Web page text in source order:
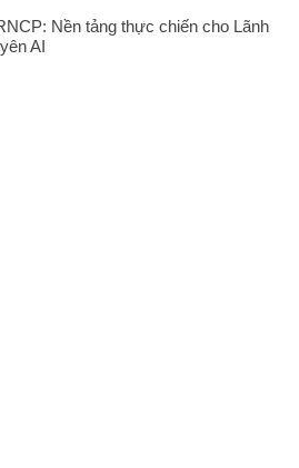
Nền tảng thực chiến cho Lãnh
AI